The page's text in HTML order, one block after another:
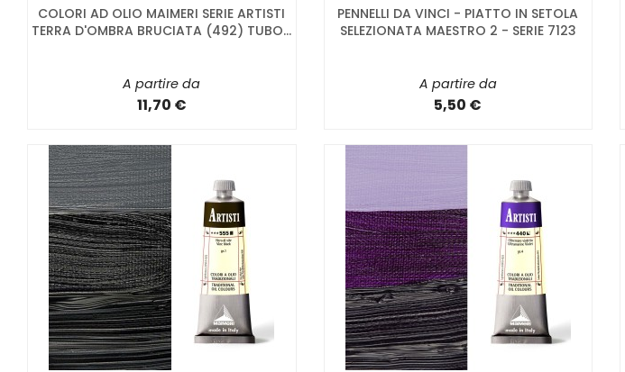
COLORI AD OLIO MAIMERI SERIE ARTISTI
TERRA D'OMBRA BRUCIATA (492) TUBO...
A partire da
11,70 €
PENNELLI DA VINCI - PIATTO IN SETOLA
SELEZIONATA MAESTRO 2 - SERIE 7123
A partire da
5,50 €